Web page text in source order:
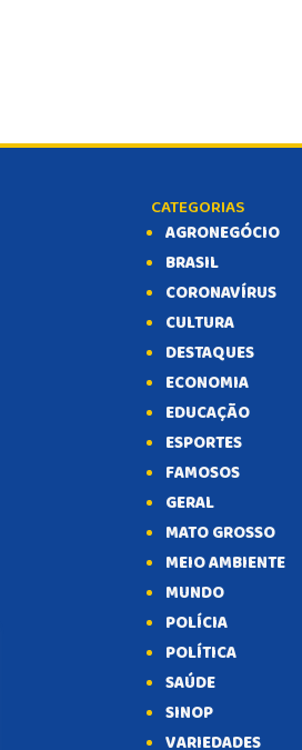
CATEGORIAS
AGRONEGÓCIO
BRASIL
CORONAVÍRUS
CULTURA
DESTAQUES
ECONOMIA
EDUCAÇÃO
ESPORTES
FAMOSOS
GERAL
MATO GROSSO
MEIO AMBIENTE
MUNDO
POLÍCIA
POLÍTICA
SAÚDE
SINOP
VARIEDADES